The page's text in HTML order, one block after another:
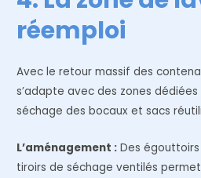
réemploi
Avec le retour massif des
s’adapte avec des zones
séchage des bocaux et sacs
L’aménagement : Des
tiroirs de séchage ventilés